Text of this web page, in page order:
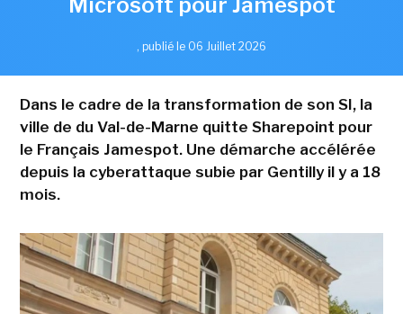
, publié le 06 Juillet 2026
Dans le cadre de la transformation de son SI, la
ville de du Val-de-Marne quitte Sharepoint pour
le Français Jamespot. Une démarche accélérée
depuis la cyberattaque subie par Gentilly il y a 18
mois.